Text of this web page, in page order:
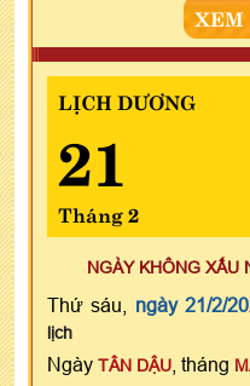
LỊCH DƯƠNG
21
Tháng 2
NGÀY KHÔNG XẤU
Thứ sáu, ngày 21/2/
lịch
Ngày TÂN DẬU , tháng